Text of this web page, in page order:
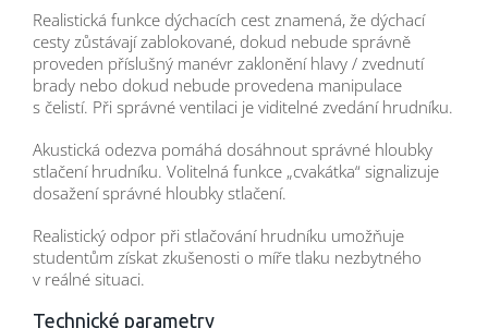
Realistická funkce dýchacích cest znamená, že dýchací
cesty zůstávají zablokované, dokud nebude správně
proveden příslušný manévr zaklonění hlavy / zvednutí
brady nebo dokud nebude provedena manipulace
s čelistí. Při správné ventilaci je viditelné zvedání hrudníku.
Akustická odezva pomáhá dosáhnout správné hloubky
stlačení hrudníku. Volitelná funkce „cvakátka“ signalizuje
dosažení správné hloubky stlačení.
Realistický odpor při stlačování hrudníku umožňuje
studentům získat zkušenosti o míře tlaku nezbytného
v reálné situaci.
Technické parametry